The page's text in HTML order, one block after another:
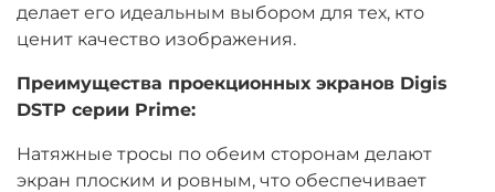
делает его идеальным выбором для тех, кто
ценит качество изображения.
Преимущества проекционных экранов Digis
DSTP серии Prime:
Натяжные тросы по обеим сторонам делают
экран плоским и ровным, что обеспечивает